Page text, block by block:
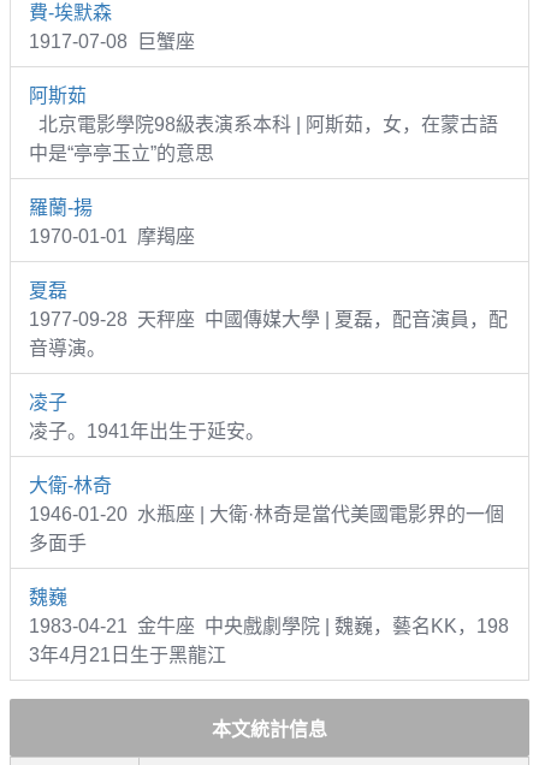
費-埃默森
1917-07-08 巨蟹座
阿斯茹
北京電影學院98級表演系本科 | 阿斯茹，女，在蒙古語
中是“亭亭玉立”的意思
羅蘭-揚
1970-01-01 摩羯座
夏磊
1977-09-28 天秤座 中國傳媒大學 | 夏磊，配音演員，配
音導演。
凌子
凌子。1941年出生于延安。
大衛-林奇
1946-01-20 水瓶座 | 大衛·林奇是當代美國電影界的一個
多面手
魏巍
1983-04-21 金牛座 中央戲劇學院 | 魏巍，藝名KK，198
3年4月21日生于黑龍江
本文統計信息